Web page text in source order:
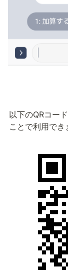
以下のQRコー
ことで利用でき